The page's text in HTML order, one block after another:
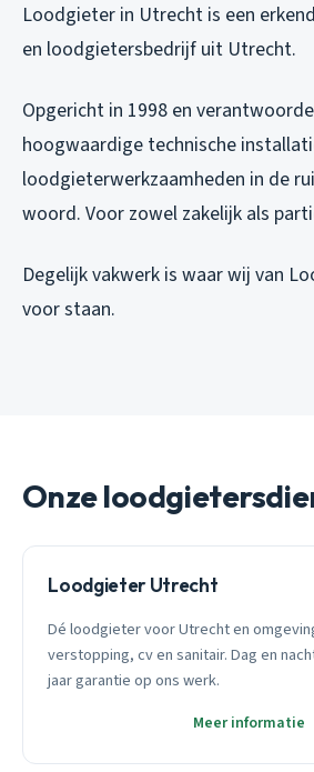
Loodgieter in Utrecht is een
en loodgietersbedrijf uit Utrecht.
Opgericht in 1998 en
hoogwaardige technische
loodgieterwerkzaamheden in de
woord. Voor zowel zakelijk als
Degelijk vakwerk is waar wij van
voor staan.
Onze
Loodgieter Utrecht
Dé loodgieter voor Utrecht en
verstopping, cv en sanitair. Dag en
jaar garantie op ons werk.
Meer informatie